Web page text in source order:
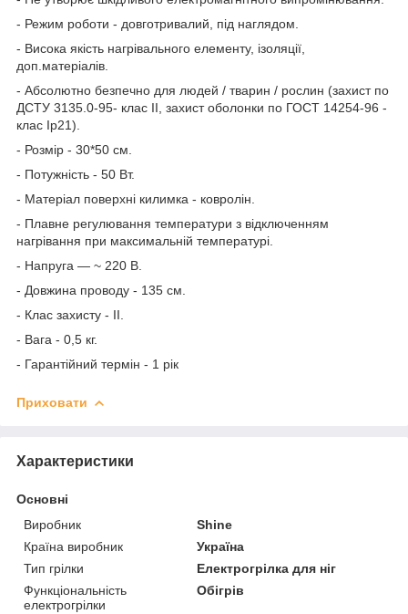
- Режим роботи - довготривалий, під наглядом.
- Висока якість нагрівального елементу, ізоляції,
доп.матеріалів.
- Абсолютно безпечно для людей / тварин / рослин (захист по
ДСТУ 3135.0-95- клас II, захист оболонки по ГОСТ 14254-96 -
клас Ip21).
- Розмір - 30*50 см.
- Потужність - 50 Вт.
- Матеріал поверхні килимка - ковролін.
- Плавне регулювання температури з відключенням
нагрівання при максимальній температурі.
- Напруга — ~ 220 В.
- Довжина проводу - 135 см.
- Клас захисту - II.
- Вага - 0,5 кг.
- Гарантійний термін - 1 рік
Приховати
Характеристики
Основні
Виробник
Shine
Країна виробник
Україна
Тип грілки
Електрогрілка для ніг
Функціональність
електрогрілки
Обігрів